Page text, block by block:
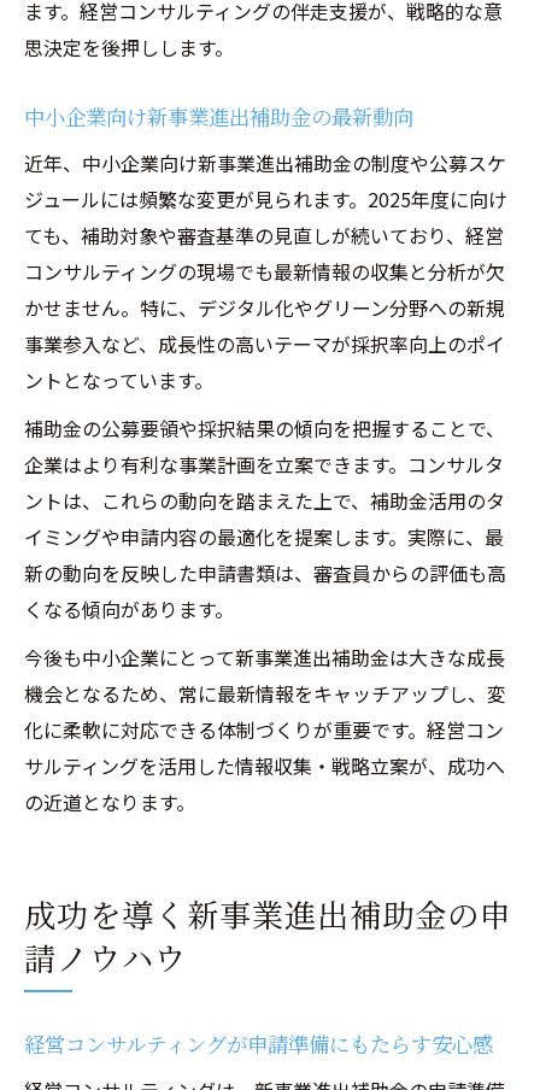
ます。経営コンサルティングの伴走支援が、戦略的な意
思決定を後押しします。
中小企業向け新事業進出補助金の最新動向
近年、中小企業向け新事業進出補助金の制度や公募スケ
ジュールには頻繁な変更が見られます。2025年度に向け
ても、補助対象や審査基準の見直しが続いており、経営
コンサルティングの現場でも最新情報の収集と分析が欠
かせません。特に、デジタル化やグリーン分野への新規
事業参入など、成長性の高いテーマが採択率向上のポイ
ントとなっています。
補助金の公募要領や採択結果の傾向を把握することで、
企業はより有利な事業計画を立案できます。コンサルタ
ントは、これらの動向を踏まえた上で、補助金活用のタ
イミングや申請内容の最適化を提案します。実際に、最
新の動向を反映した申請書類は、審査員からの評価も高
くなる傾向があります。
今後も中小企業にとって新事業進出補助金は大きな成長
機会となるため、常に最新情報をキャッチアップし、変
化に柔軟に対応できる体制づくりが重要です。経営コン
サルティングを活用した情報収集・戦略立案が、成功へ
の近道となります。
成功を導く新事業進出補助金の申
請ノウハウ
経営コンサルティングが申請準備にもたらす安心感